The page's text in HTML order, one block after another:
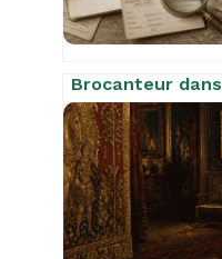
Brocanteur dans
le 62 : valorisez
vos objets et
videz votre
maison
efficacement